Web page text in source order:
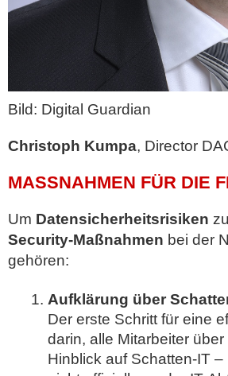
Bild: Digital Guardian
Christoph Kumpa, Director
MASSNAHMEN FÜR DIE
Um Datensicherheitsrisiken
Security-Maßnahmen bei der
gehören:
Aufklärung über
Der erste Schritt für eine
darin, alle Mitarbeiter
Hinblick auf Schatten-IT